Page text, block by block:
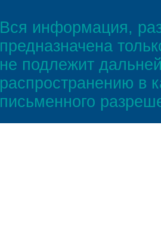
Вся информация,
предназначена
не подлежит
распространению в
письменного